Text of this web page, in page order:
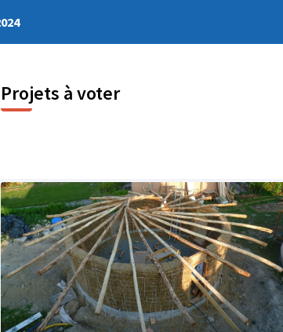
Projets à voter